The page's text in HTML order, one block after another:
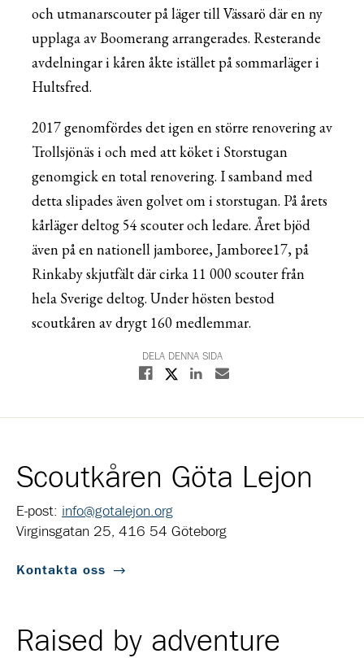
och utmanarscouter på läger till Vässarö där en ny
upplaga av Boomerang arrangerades. Resterande
avdelningar i kåren åkte istället på sommarläger i
Hultsfred.
2017 genomfördes det igen en större renovering av
Trollsjönäs i och med att köket i Storstugan
genomgick en total renovering. I samband med
detta slipades även golvet om i storstugan. På årets
kårläger deltog 54 scouter och ledare. Året bjöd
även på en nationell jamboree, Jamboree17, på
Rinkaby skjutfält där cirka 11 000 scouter från
hela Sverige deltog. Under hösten bestod
scoutkåren av drygt 160 medlemmar.
DELA DENNA SIDA
Dela på Facebook
Dela på XDela på Linkedin
Dela med E-post
Scoutkåren Göta Lejon
E-post: info@gotalejon.org
Virginsgatan 25, 416 54 Göteborg
Kontakta oss
Raised by adventure